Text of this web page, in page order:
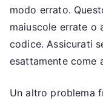
modo errato.
maiuscole errate o
codice. Assicurati
esattamente come
Un altro problema